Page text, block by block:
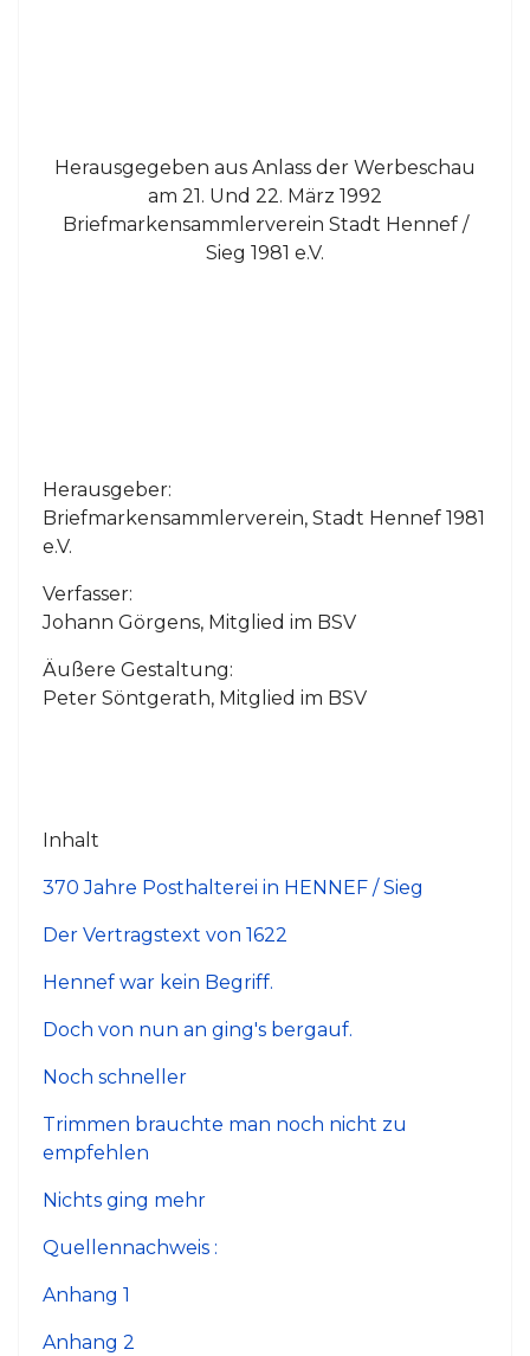
Herausgegeben aus Anlass der Werbeschau
am 21. Und 22. März 1992
Briefmarkensammlerverein Stadt Hennef /
Sieg 1981 e.V.
Herausgeber:
Briefmarkensammlerverein, Stadt Hennef 1981
e.V.
Verfasser:
Johann Görgens, Mitglied im BSV
Äußere Gestaltung:
Peter Söntgerath, Mitglied im BSV
Inhalt
370 Jahre Posthalterei in HENNEF / Sieg
Der Vertragstext von 1622
Hennef war kein Begriff.
Doch von nun an ging's bergauf.
Noch schneller
Trimmen brauchte man noch nicht zu
empfehlen
Nichts ging mehr
Quellennachweis :
Anhang 1
Anhang 2